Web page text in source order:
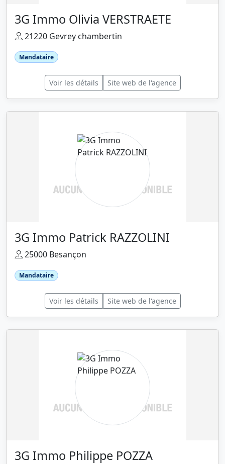
3G Immo Olivia VERSTRAETE
21220 Gevrey chambertin
Mandataire
Voir les détails Site web de l'agence
3G Immo Patrick RAZZOLINI
25000 Besançon
Mandataire
Voir les détails Site web de l'agence
3G Immo Philippe POZZA